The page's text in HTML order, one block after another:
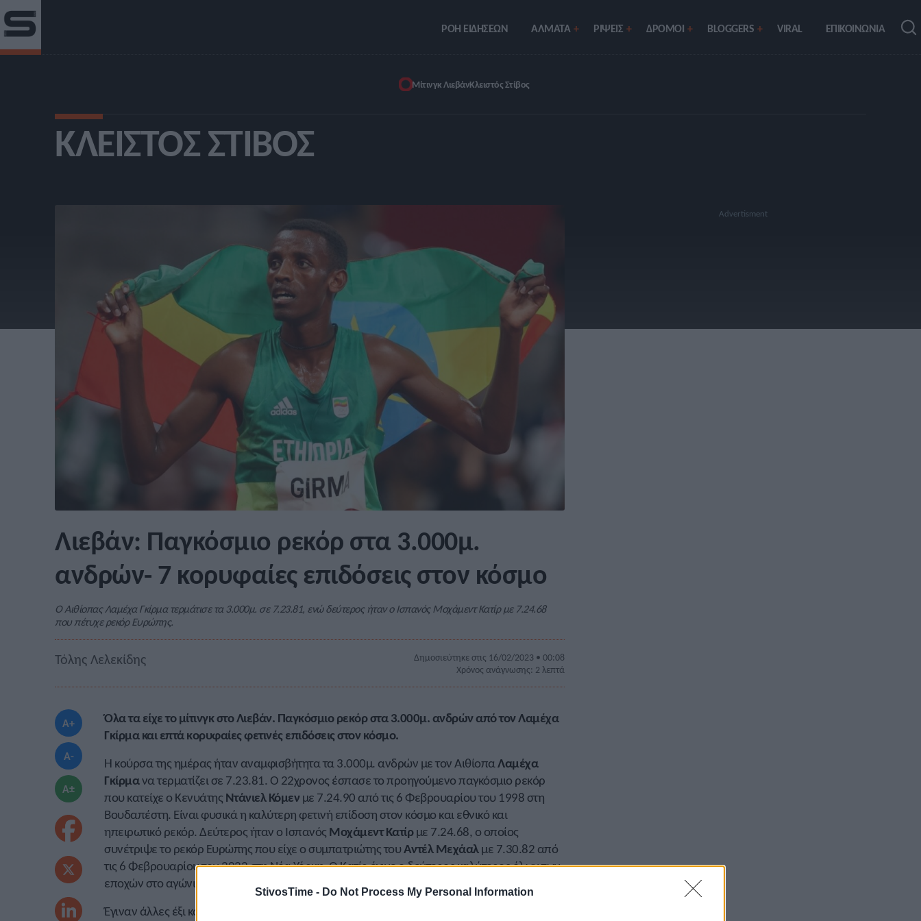
StivosTime - Do Not Process My Personal Information
ΡΟΗ ΕΙΔΗΣΕΩΝ ΑΛΜΑΤΑ ΡIΨΕΙΣ ΔΡΟΜΟΙ BLOGGERS VIRAL ΕΠΙΚΟΙΝΩΝΙΑ
Μίτινγκ ΛιεβάνΚλειστός Στίβος
ΚΛΕΙΣΤΌΣ ΣΤΊΒΟΣ
Λιεβάν: Παγκόσμιο ρεκόρ στα 3.000μ.
ανδρών- 7 κορυφαίες επιδόσεις στον κόσμο
Ο Αιθίοπας Λαμέχα Γκίρμα τερμάτισε τα 3.000μ. σε 7.23.81, ενώ δεύτερος ήταν ο Ισπανός Μοχάμεντ Κατίρ με 7.24.68
που πέτυχε ρεκόρ Ευρώπης.
Τόλης Λελεκίδης
Δημοσιεύτηκε στις 16/02/2023 • 00:08
Χρόνος ανάγνωσης: 2 λεπτά
A+
A-
A±
Όλα τα είχε το μίτινγκ στο Λιεβάν. Παγκόσμιο ρεκόρ στα 3.000μ. ανδρών από τον Λαμέχα
Γκίρμα και επτά κορυφαίες φετινές επιδόσεις στον κόσμο.
Η κούρσα της ημέρας ήταν αναμφισβήτητα τα 3.000μ. ανδρών με τον ΑιθίοπαΛαμέχα
Γκίρμανα τερματίζει σε 7.23.81. Ο 22χρονος έσπασε το προηγούμενο παγκόσμιο ρεκόρ
που κατείχε ο Κενυάτης Ντάνιελ Κόμενμε 7.24.90 από τις 6 Φεβρουαρίου του 1998 στη
Βουδαπέστη. Είναι φυσικά η καλύτερη φετινή επίδοση στον κόσμο και εθνικό και
ηπειρωτικό ρεκόρ. Δεύτερος ήταν ο Ισπανός Μοχάμεντ Κατίρμε 7.24.68, ο οποίος
συνέτριψε το ρεκόρ Ευρώπης που είχε ο συμπατριώτης τουΑντέλ Μεχάαλμε 7.30.82 από
τις 6 Φεβρουαρίου του 2022 στη Νέα Υόρκη. Ο Κατίρ έγινε ο δεύτερος καλύτερος όλων των
εποχών στο αγώνισμα.
Έγιναν άλλες έξι καλύτερες φετινές επιδόσεις στον κόσμο, ανάμεσά τους στο μήκος ανδρών